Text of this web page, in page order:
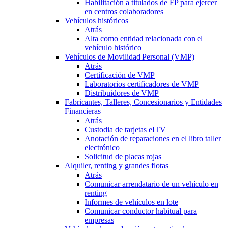
Habilitación a titulados de FP para ejercer
en centros colaboradores
Vehículos históricos
Atrás
Alta como entidad relacionada con el
vehículo histórico
Vehículos de Movilidad Personal (VMP)
Atrás
Certificación de VMP
Laboratorios certificadores de VMP
Distribuidores de VMP
Fabricantes, Talleres, Concesionarios y Entidades
Financieras
Atrás
Custodia de tarjetas eITV
Anotación de reparaciones en el libro taller
electrónico
Solicitud de placas rojas
Alquiler, renting y grandes flotas
Atrás
Comunicar arrendatario de un vehículo en
renting
Informes de vehículos en lote
Comunicar conductor habitual para
empresas